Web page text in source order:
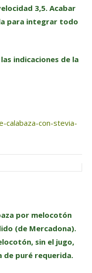
3,5. Acabar
para integrar todo
indicaciones de la
por melocotón
(de Mercadona).
sin el jugo,
de puré requerida.